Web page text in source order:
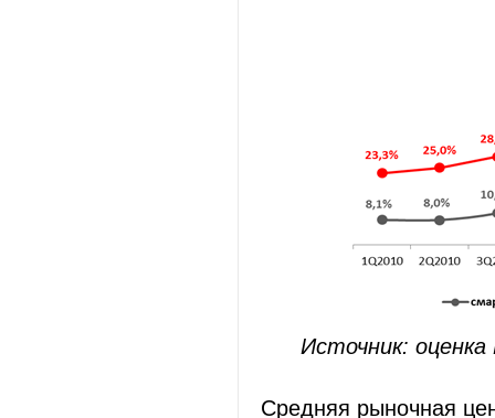
Источник:
Средняя рыночная